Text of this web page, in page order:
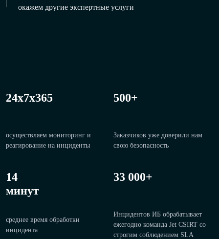
окажем другие экспертные услуги
24x7x365
осуществляем мониторинг и
реагирование на инциденты
500+
Заказчиков уже доверили нам
свою безопасность
14
минут
среднее время обработки
инцидента
33 000+
Инцидентов ИБ обрабатывает
ежегодно команда Jet CSIRT со
строгим соблюдением SLA